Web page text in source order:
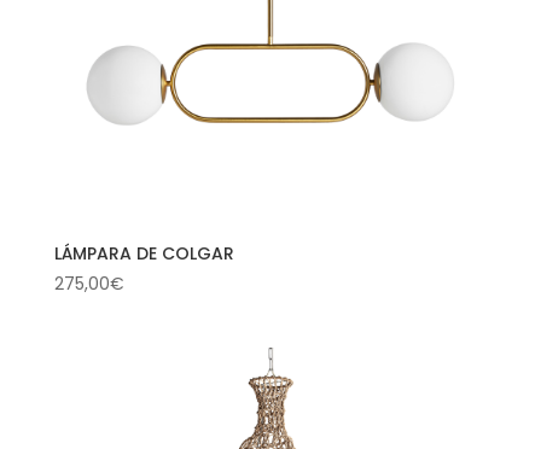
LÁMPARA DE COLGAR
275,00€